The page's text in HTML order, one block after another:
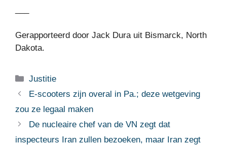
Gerapporteerd door Jack Dura uit Bismarck, North
Dakota.
Categorieën
Justitie
E-scooters zijn overal in Pa.; deze wetgeving
zou ze legaal maken
De nucleaire chef van de VN zegt dat
inspecteurs Iran zullen bezoeken, maar Iran zegt